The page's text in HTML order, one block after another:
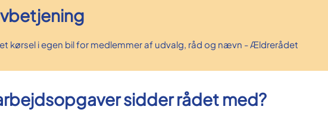
kørsel i egen bil for medlemmer af udvalg, råd og nævn - Ældrerådet
sidder rådet med?